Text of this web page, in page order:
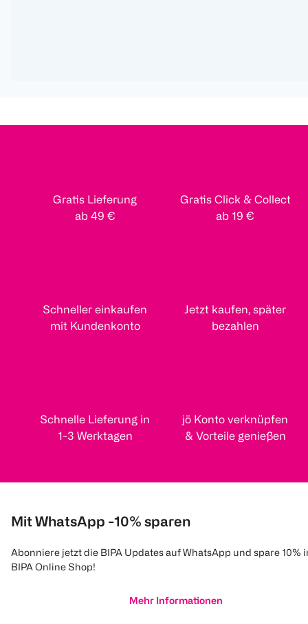
Gratis Lieferung
ab 49 €
Gratis Click & Collect
ab 19 €
Schneller einkaufen
mit Kundenkonto
Jetzt kaufen, später
bezahlen
Schnelle Lieferung in
1-3 Werktagen
jö Konto verknüpfen
& Vorteile genießen
Mit WhatsApp -10% sparen
Abonniere jetzt die BIPA Updates auf WhatsApp und spare 10%
BIPA Online Shop!
Mehr Informationen